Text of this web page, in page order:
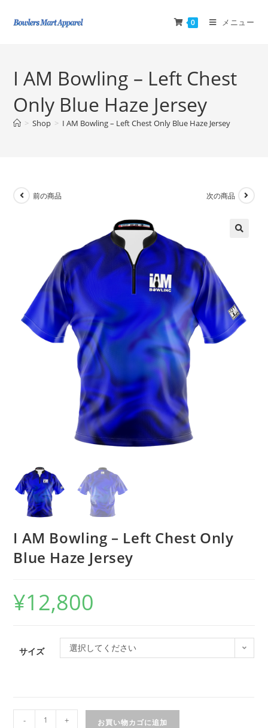
0 メニュー
I AM Bowling – Left Chest
Only Blue Haze Jersey
> Shop > I AM Bowling – Left Chest Only Blue Haze Jersey
前の商品 次の商品
I AM Bowling – Left Chest Only
Blue Haze Jersey
¥12,800
サイズ 選択してください
- + お買い物カゴに追加